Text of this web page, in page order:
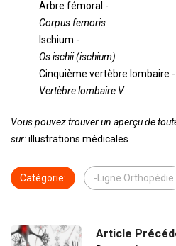
Arbre fémoral -
Corpus femoris
Ischium -
Os ischii (ischium)
Cinquième vertèbre lombaire -
Vertèbre lombaire V
Vous pouvez trouver un aperçu de
sur:illustrations médicales
Catégorie: -Ligne Orthopédie
Article